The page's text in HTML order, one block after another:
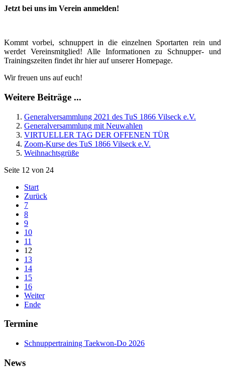
Jetzt bei uns im Verein anmelden!
Kommt vorbei, schnuppert in die einzelnen Sportarten rein und
werdet Vereinsmitglied! Alle Informationen zu Schnupper- und
Trainingszeiten findet ihr hier auf unserer Homepage.
Wir freuen uns auf euch!
Weitere Beiträge ...
Generalversammlung 2021 des TuS 1866 Vilseck e.V.
Generalversammlung mit Neuwahlen
VIRTUELLER TAG DER OFFENEN TÜR
Zoom-Kurse des TuS 1866 Vilseck e.V.
Weihnachtsgrüße
Seite 12 von 24
Start
Zurück
7
8
9
10
11
12
13
14
15
16
Weiter
Ende
Termine
Schnuppertraining Taekwon-Do 2026
News